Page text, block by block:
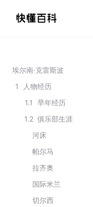
埃尔南·克雷斯波
1
人物经历
1.1
早年经历
1.2 俱乐部生涯
河床
帕尔马
拉齐奥
国际米兰
切尔西